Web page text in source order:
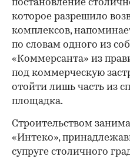
постановление
которое разрешило
комплексов,
по словам одного из
«Коммерсанта» из
под коммерческую
отойти лишь часть из
площадка.
Строительством
«Интеко»,
супруге столичного